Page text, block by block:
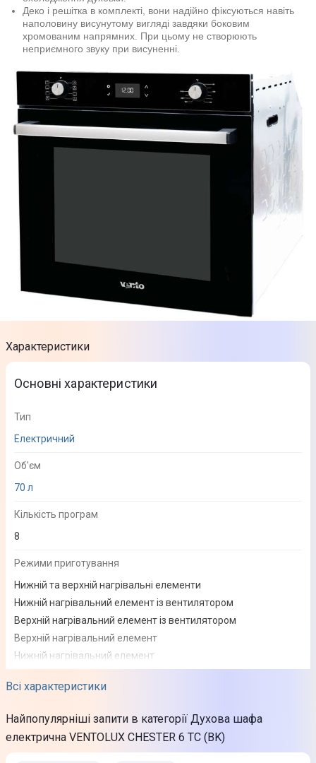
Деко і решітка в комплекті, вони надійно фіксуються навіть
наполовину висунутому вигляді завдяки боковим
хромованим напрямних. При цьому не створюють
неприємного звуку при висуненні.
Характеристики
Всі характеристики
Основні характеристики
Тип
Електричний
Об'єм
70 л
Кількість програм
8
Режими приготування
Нижній та верхній нагрівальні елементи
Нижній нагрівальний елемент із вентилятором
Верхній нагрівальний елемент із вентилятором
Верхній нагрівальний елемент
Нижній нагрівальний елемент
Верхній та нижній нагрівальні елементи+вентиляція
Максимальна температура
Найпопулярніші запити в категорії Духова шафа
електрична VENTOLUX CHESTER 6 TC (BK)